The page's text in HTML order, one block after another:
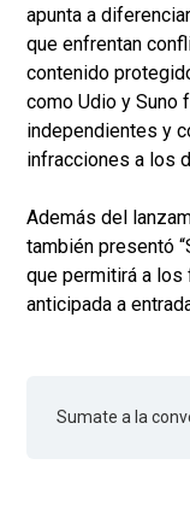
apunta a
que enfrentan
contenido
como Udio y Suno
independientes y
infracciones a los
Además del
también presentó
que permitirá a los
anticipada a
Sumate a la